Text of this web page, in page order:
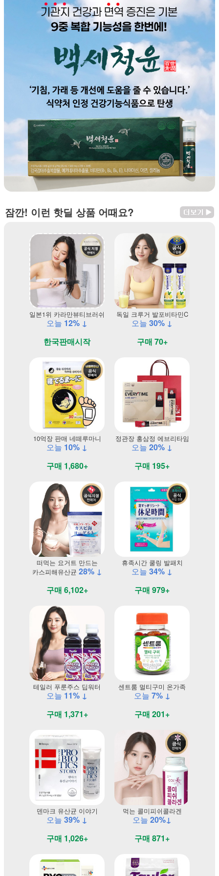
잠깐! 이런 핫딜 상품 어때요?
일본1위 카라만뷰티브러쉬
오늘 12% ↓
한국판매시작
독일 크루거 발포비타민C
오늘 30% ↓
구매 70+
10억장 판매 네떼루마니
오늘 10% ↓
구매 1,680+
정관장 홍삼정 에브리타임
오늘 20% ↓
구매 195+
떠먹는 요거트 만드는
카스피해유산균 28% ↓
구매 6,102+
휴족시간 쿨링 발패치
오늘 34% ↓
구매 979+
테일러 푸룬주스 딥워터
오늘 11% ↓
구매 1,371+
센트룸 멀티구미 온가족
오늘 7% ↓
구매 201+
덴마크 유산균 이야기
오늘 39% ↓
구매 1,026+
먹는 콜미피쉬콜라겐
오늘 20%↓
구매 871+